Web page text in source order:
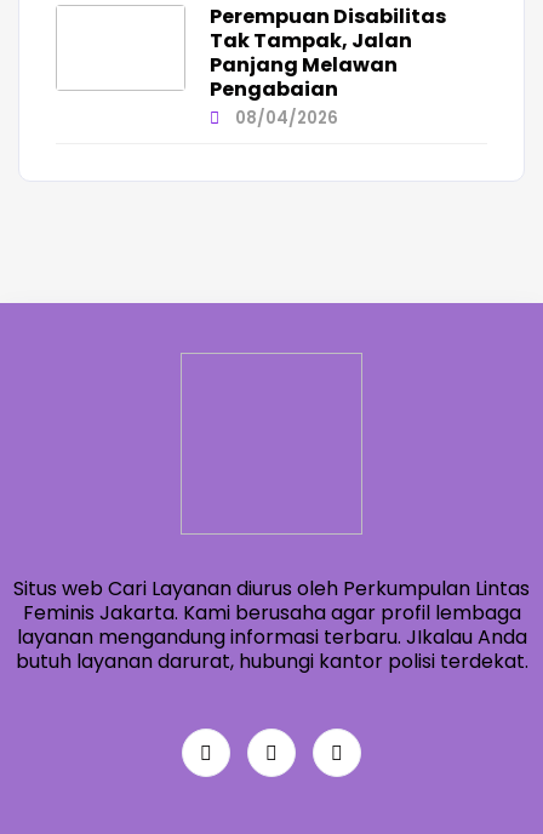
Perempuan Disabilitas
Tak Tampak, Jalan
Panjang Melawan
Pengabaian
08/04/2026
Situs web Cari Layanan diurus oleh Perkumpulan Lintas
Feminis Jakarta. Kami berusaha agar profil lembaga
layanan mengandung informasi terbaru. JIkalau Anda
butuh layanan darurat, hubungi kantor polisi terdekat.